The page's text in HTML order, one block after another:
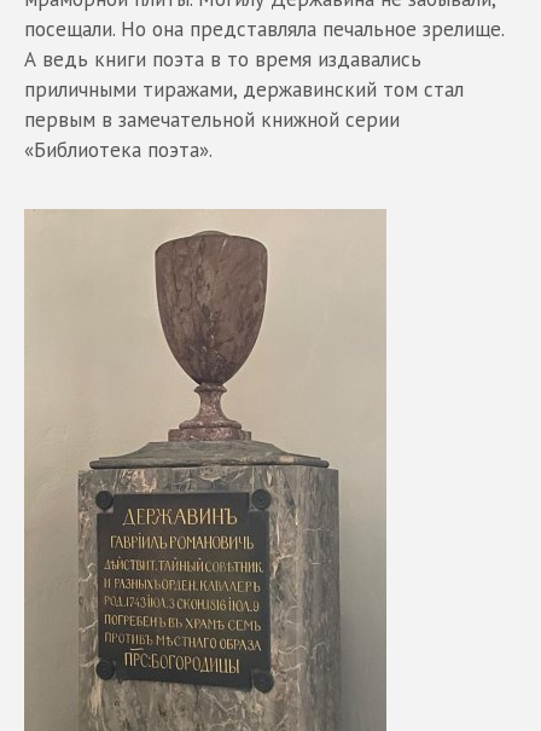
посещали. Но она представляла печальное зрелище.
А ведь книги поэта в то время издавались
приличными тиражами, державинский том стал
первым в замечательной книжной серии
«Библиотека поэта».